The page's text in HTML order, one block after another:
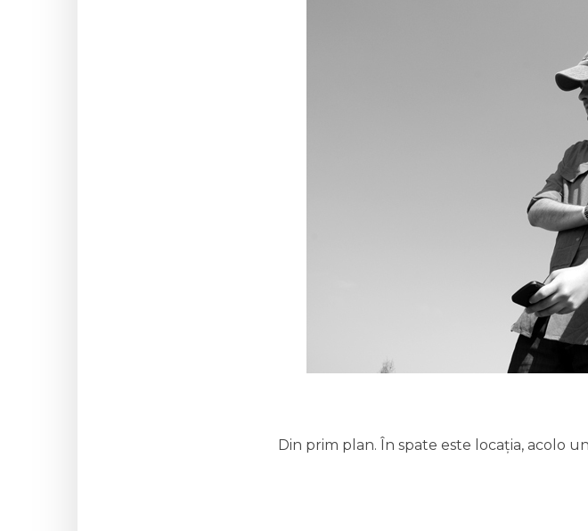
Din prim plan. În spate este locația, acolo